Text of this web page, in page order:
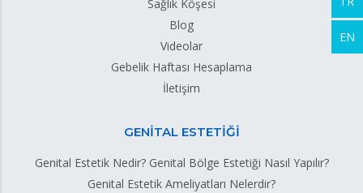
Sağlık Köşesi
Blog
Videolar
Gebelik Haftası Hesaplama
İletişim
GENİTAL ESTETİĞİ
Genital Estetik Nedir? Genital Bölge Estetiği Nasıl Yapılır?
Genital Estetik Ameliyatları Nelerdir?
EN